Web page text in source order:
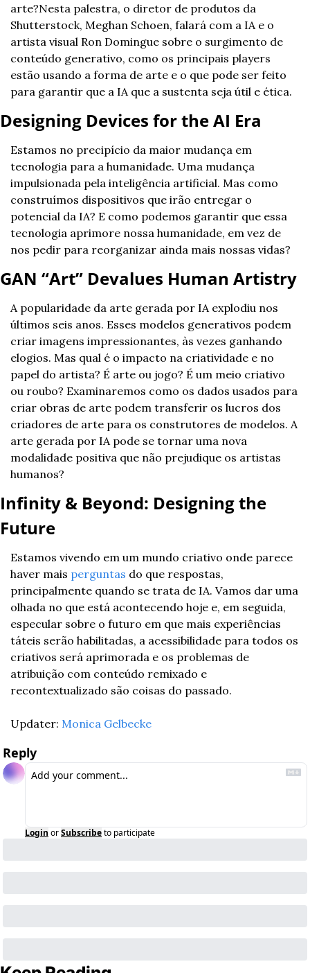
arte?Nesta palestra, o diretor de produtos da
Shutterstock, Meghan Schoen, falará com a IA e o
artista visual Ron Domingue sobre o surgimento de
conteúdo generativo, como os principais players
estão usando a forma de arte e o que pode ser feito
para garantir que a IA que a sustenta seja útil e ética.
Designing Devices for the AI Era
Estamos no precipício da maior mudança em
tecnologia para a humanidade. Uma mudança
impulsionada pela inteligência artificial. Mas como
construímos dispositivos que irão entregar o
potencial da IA? E como podemos garantir que essa
tecnologia aprimore nossa humanidade, em vez de
nos pedir para reorganizar ainda mais nossas vidas?
GAN “Art” Devalues Human Artistry
A popularidade da arte gerada por IA explodiu nos
últimos seis anos. Esses modelos generativos podem
criar imagens impressionantes, às vezes ganhando
elogios. Mas qual é o impacto na criatividade e no
papel do artista? É arte ou jogo? É um meio criativo
ou roubo? Examinaremos como os dados usados para
criar obras de arte podem transferir os lucros dos
criadores de arte para os construtores de modelos. A
arte gerada por IA pode se tornar uma nova
modalidade positiva que não prejudique os artistas
humanos?
Infinity & Beyond: Designing the
Future
Estamos vivendo em um mundo criativo onde parece
haver mais perguntas do que respostas,
principalmente quando se trata de IA. Vamos dar uma
olhada no que está acontecendo hoje e, em seguida,
especular sobre o futuro em que mais experiências
táteis serão habilitadas, a acessibilidade para todos os
criativos será aprimorada e os problemas de
atribuição com conteúdo remixado e
recontextualizado são coisas do passado.
Updater: Monica Gelbecke
Reply
Login orSubscribeto participate